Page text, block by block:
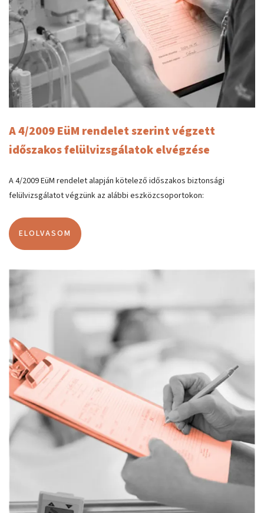
A 4/2009 EüM rendelet szerint végzett
időszakos felülvizsgálatok elvégzése
A 4/2009 EüM rendelet alapján kötelező időszakos biztonsági
felülvizsgálatot végzünk az alábbi eszközcsoportokon:
ELOLVASOM